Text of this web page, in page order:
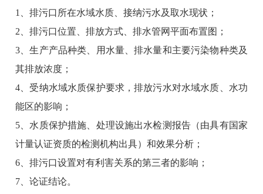
1、排污口所在水域水质、接纳污水及取水现状；
2、排污口位置、排放方式、排水管网平面布置图；
3、生产产品种类、用水量、排水量和主要污染物种类及
其排放浓度；
4、受纳水域水质保护要求，排放污水对水域水质、水功
能区的影响；
5、水质保护措施、处理设施出水检测报告（由具有国家
计量认证资质的检测机构出具）和效果分析；
6、排污口设置对有利害关系的第三者的影响；
7、论证结论。